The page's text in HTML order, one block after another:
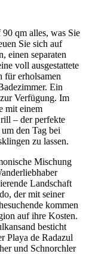
qm alles, was Sie
Sie sich auf
einen separaten
voll ausgestattete
für erholsamen
Ein
Verfügung. Im
mit einem
– der perfekte
den Tag bei
zu lassen.
Mischung
Landschaft
der mit seiner
kommen
auf ihre Kosten.
besticht
Playa de Radazul
und Schnorchler